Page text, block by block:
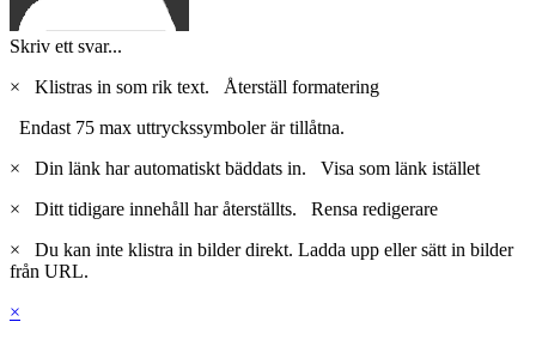
Skriv ett svar...
×
Klistras in som rik text. Återställ formatering
Endast 75 max uttryckssymboler är tillåtna.
×
Din länk har automatiskt bäddats in. Visa som länk istället
×
Ditt tidigare innehåll har återställts. Rensa redigerare
×
Du kan inte klistra in bilder direkt. Ladda upp eller sätt in bilder
från URL.
×